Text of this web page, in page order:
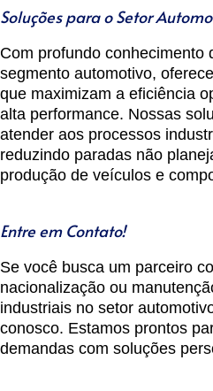
Soluções para o Setor
Com profundo conhecimento
segmento automotivo,
que maximizam a eficiência
alta performance. Nossas
atender aos processos
reduzindo paradas não
produção de veículos e
Entre em Contato!
Se você busca um parceiro
nacionalização ou
industriais no setor
conosco. Estamos prontos
demandas com soluções